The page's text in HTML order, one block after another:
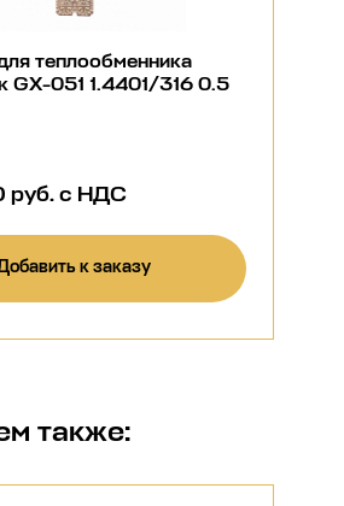
теплообменника
GX-051 1.4401/316 0.5
руб. с НДС
к заказу
также: